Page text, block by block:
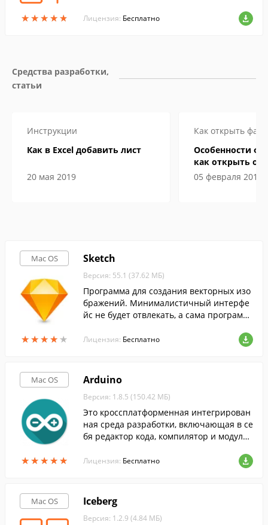
★★★★★
★★★★★ Лицензия: Бесплатно
Средства разработки,
статьи
Инструкции
Как в Excel добавить лист
20 мая 2019
Как открыть файл
Особенности
как открыть
компьютере
05 февраля 2019
Mac OS
★★★★★
★★★★★
Sketch
Версия: 55.1 (37.62 МБ)
Программа для создания векторных изо
бражений. Минималистичный интерфе
йс не будет отвлекать, а сама программ
размера и любым количеством слоёв.
Лицензия: Бесплатно
Mac OS
★★★★★
★★★★★
Arduino
Версия: 1.8.5 (150.42 МБ)
Это кроссплатформенная интегрирован
ная среда разработки, включающая в се
бя редактор кода, компилятор и модуль
Лицензия: Бесплатно
Mac OS Iceberg
Версия: 1.2.9 (4.84 МБ)